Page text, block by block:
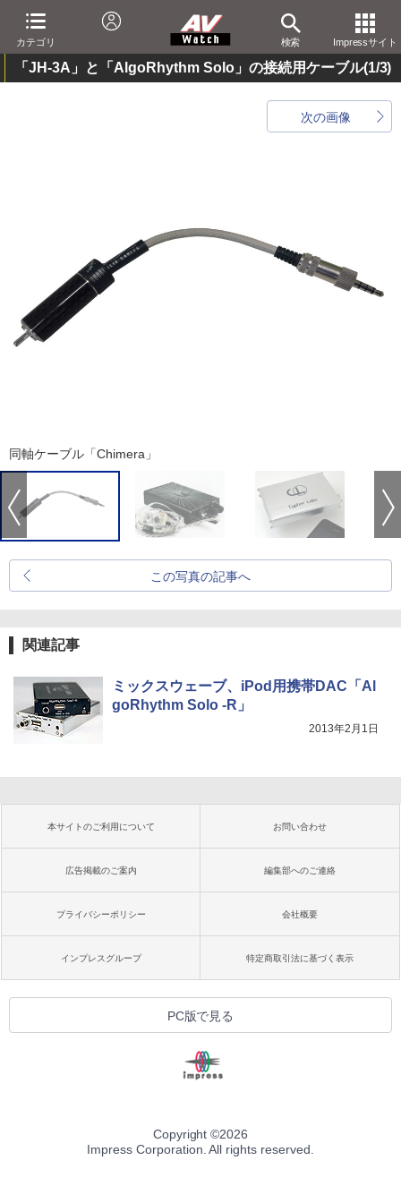
カテゴリ 検索 Impressサイト
「JH-3A」と「AlgoRhythm Solo」の接続用ケーブル(1/3)
次の画像
同軸ケーブル「Chimera」
この写真の記事へ
関連記事
ミックスウェーブ、iPod用携帯DAC「Al
goRhythm Solo -R」
2013年2月1日
本サイトのご利用について お問い合わせ
広告掲載のご案内 編集部へのご連絡
プライバシーポリシー 会社概要
インプレスグループ 特定商取引法に基づく表示
PC版で見る
Copyright ©2026
Impress Corporation. All rights reserved.